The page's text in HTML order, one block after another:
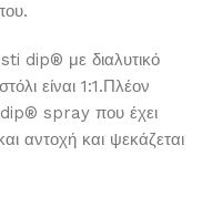
dip® με διαλυτικό
είναι 1:1.Πλέον
spray που έχει
αντοχή και ψεκάζεται